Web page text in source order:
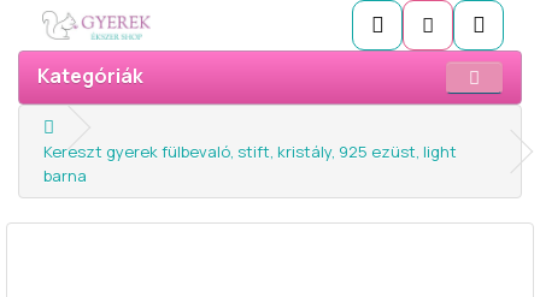
Kategóriák
Kereszt gyerek fülbevaló, stift, kristály, 925 ezüst, light
barna